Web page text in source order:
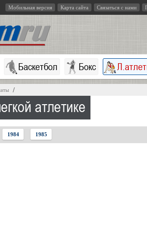
Мобильная версия Карта сайта Связаться с нами
Баскетбол Бокс
атлетике
1984 1985